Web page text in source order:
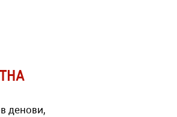
денови,